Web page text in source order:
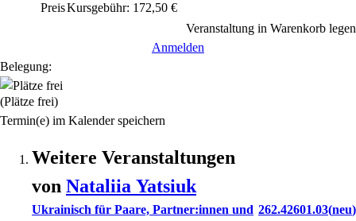
PreisKursgebühr: 172,50 €
Veranstaltung in Warenkorb legen
Anmelden
Belegung:
(Plätze frei)
Termin(e) im Kalender speichern
Weitere Veranstaltungen
von Nataliia Yatsiuk
Ukrainisch für Paare, Partner:innen und 262.42601.03 neu